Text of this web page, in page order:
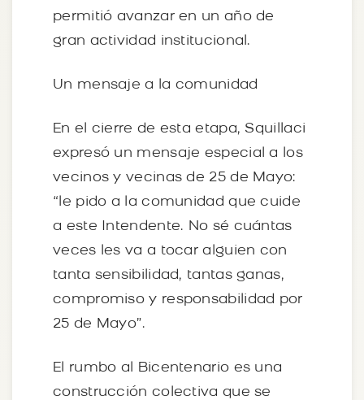
permitió avanzar en un año de
gran actividad institucional.
Un mensaje a la comunidad
En el cierre de esta etapa, Squillaci
expresó un mensaje especial a los
vecinos y vecinas de 25 de Mayo:
“le pido a la comunidad que cuide
a este Intendente. No sé cuántas
veces les va a tocar alguien con
tanta sensibilidad, tantas ganas,
compromiso y responsabilidad por
25 de Mayo”.
El rumbo al Bicentenario es una
construcción colectiva que se